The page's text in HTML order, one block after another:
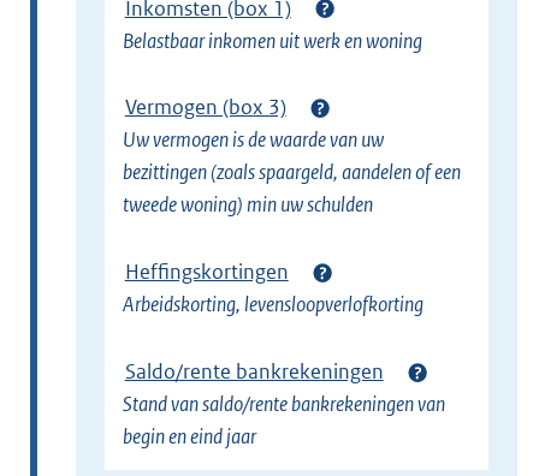
Inkomsten (box 1)
Belastbaar inkomen uit werk en woning
Vermogen (box 3)
Uw vermogen is de waarde van uw
bezittingen (zoals spaargeld, aandelen of een
tweede woning) min uw schulden
Heffingskortingen
Arbeidskorting, levensloopverlofkorting
Saldo/rente bankrekeningen
Stand van saldo/rente bankrekeningen van
begin en eind jaar